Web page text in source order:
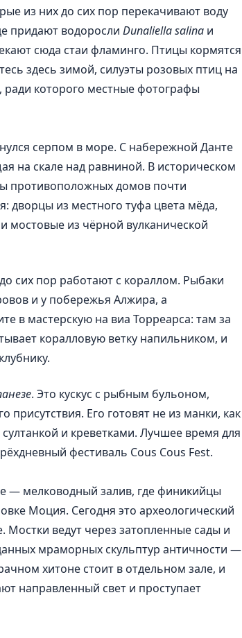
из них до сих пор перекачивают воду
придают водоросли Dunaliella salina и
сюда стаи фламинго. Птицы кормятся
здесь зимой, силуэты розовых птиц на
которого местные фотографы
серпом в море. С набережной Данте
на скале над равниной. В историческом
противоположных домов почти
дворцы из местного туфа цвета мёда,
мостовые из чёрной вулканической
сих пор работают с кораллом. Рыбаки
и у побережья Алжира, а
в мастерскую на виа Торреарса: там за
коралловую ветку напильником, и
. Это кускус с рыбным бульоном,
Его готовят не из манки, как
и креветками. Лучшее время для
фестиваль Cous Cous Fest.
— мелководный залив, где финикийцы
Моция. Сегодня это археологический
ведут через затопленные сады и
мраморных скульптур античности —
хитоне стоит в отдельном зале, и
направленный свет и проступает